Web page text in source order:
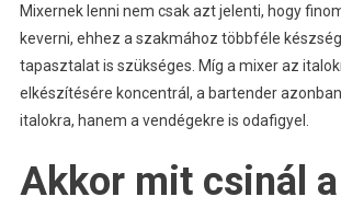
Mixernek lenni nem csak azt jelenti, hogy
keverni, ehhez a szakmához többféle
tapasztalat is szükséges. Míg a mixer az
elkészítésére koncentrál, a bartender
italokra, hanem a vendégekre is odafigyel.
Akkor mit csinál a